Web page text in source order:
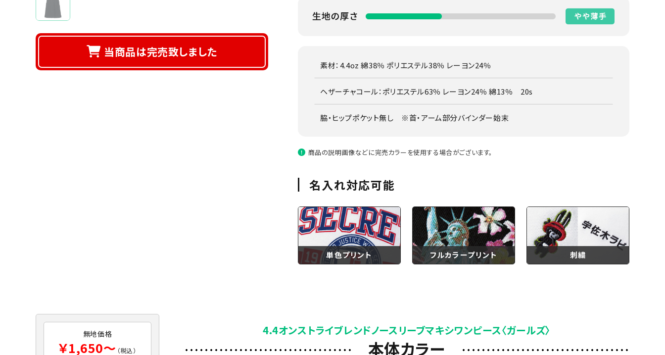
当商品は完売致しました
素材：4.4oz 綿38％ ポリエステル38％ レーヨン24％
ヘザーチャコール：ポリエステル63％ レーヨン24％ 綿13％ 20s
脇・ヒップポケット無し ※首・アーム部分バインダー始末
商品の説明画像などに完売カラーを使用する場合がございます。
名入れ対応可能
単色プリント フルカラープリント 刺繍
無地価格
￥1,650～ （税込）
4.4オンストライブレンドノースリーブマキシワンピース〈ガールズ〉
本体カラー